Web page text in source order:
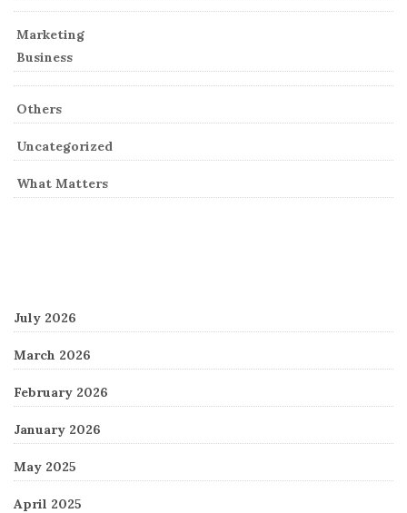
Marketing
Business
Others
Uncategorized
What Matters
July 2026
March 2026
February 2026
January 2026
May 2025
April 2025